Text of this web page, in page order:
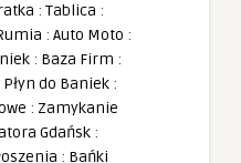
: Tablica :
: Auto Moto :
: Baza Firm :
Płyn do Baniek :
: Zamykanie
Gdańsk :
: Bańki